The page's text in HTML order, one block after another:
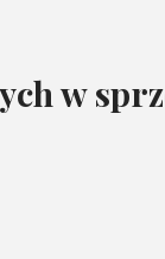
w